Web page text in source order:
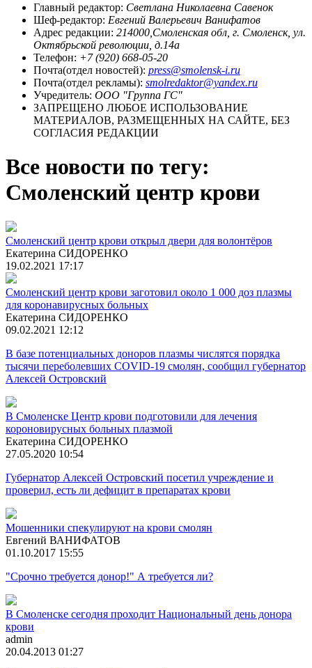
Главный редактор: Светлана Николаевна Савенок
Шеф-редактор: Евгений Валерьевич Ванифатов
Адрес редакции: 214000,Смоленская обл, г. Смоленск, ул.
Октябрьской революции, д.14а
Телефон: +7 (920) 668-05-20
Почта(отдел новостей): press@smolensk-i.ru
Почта(отдел рекламы): smolredaktor@yandex.ru
Учредитель: ООО "Группа ГС"
ЗАПРЕЩЕНО ЛЮБОЕ ИСПОЛЬЗОВАНИЕ
МАТЕРИАЛОВ, РАЗМЕЩЕННЫХ НА САЙТЕ, БЕЗ
СОГЛАСИЯ РЕДАКЦИИ
Все новости по тегу:
Смоленский центр крови
Смоленский центр крови открыл двери для волонтёров
Екатерина СИДОРЕНКО
19.02.2021 17:17
Смоленский центр крови заготовил около 1 000 доз плазмы
для коронавирусных больных
Екатерина СИДОРЕНКО
09.02.2021 12:12
В базе потенциальных доноров плазмы числятся порядка
тысячи переболевших COVID-19 смолян, сообщил губернатор
Алексей Островский
В Смоленске Центр крови подготовили для лечения
короновирусных больных плазмой
Екатерина СИДОРЕНКО
27.05.2020 10:54
Губернатор Алексей Островский посетил учреждение и
проверил, есть ли дефицит в препаратах крови
Мошенники спекулируют на крови смолян
Евгений ВАНИФАТОВ
01.10.2017 15:55
"Срочно требуется донор!" А требуется ли?
В Смоленске сегодня проходит Национальный день донора
крови
admin
20.04.2013 01:27